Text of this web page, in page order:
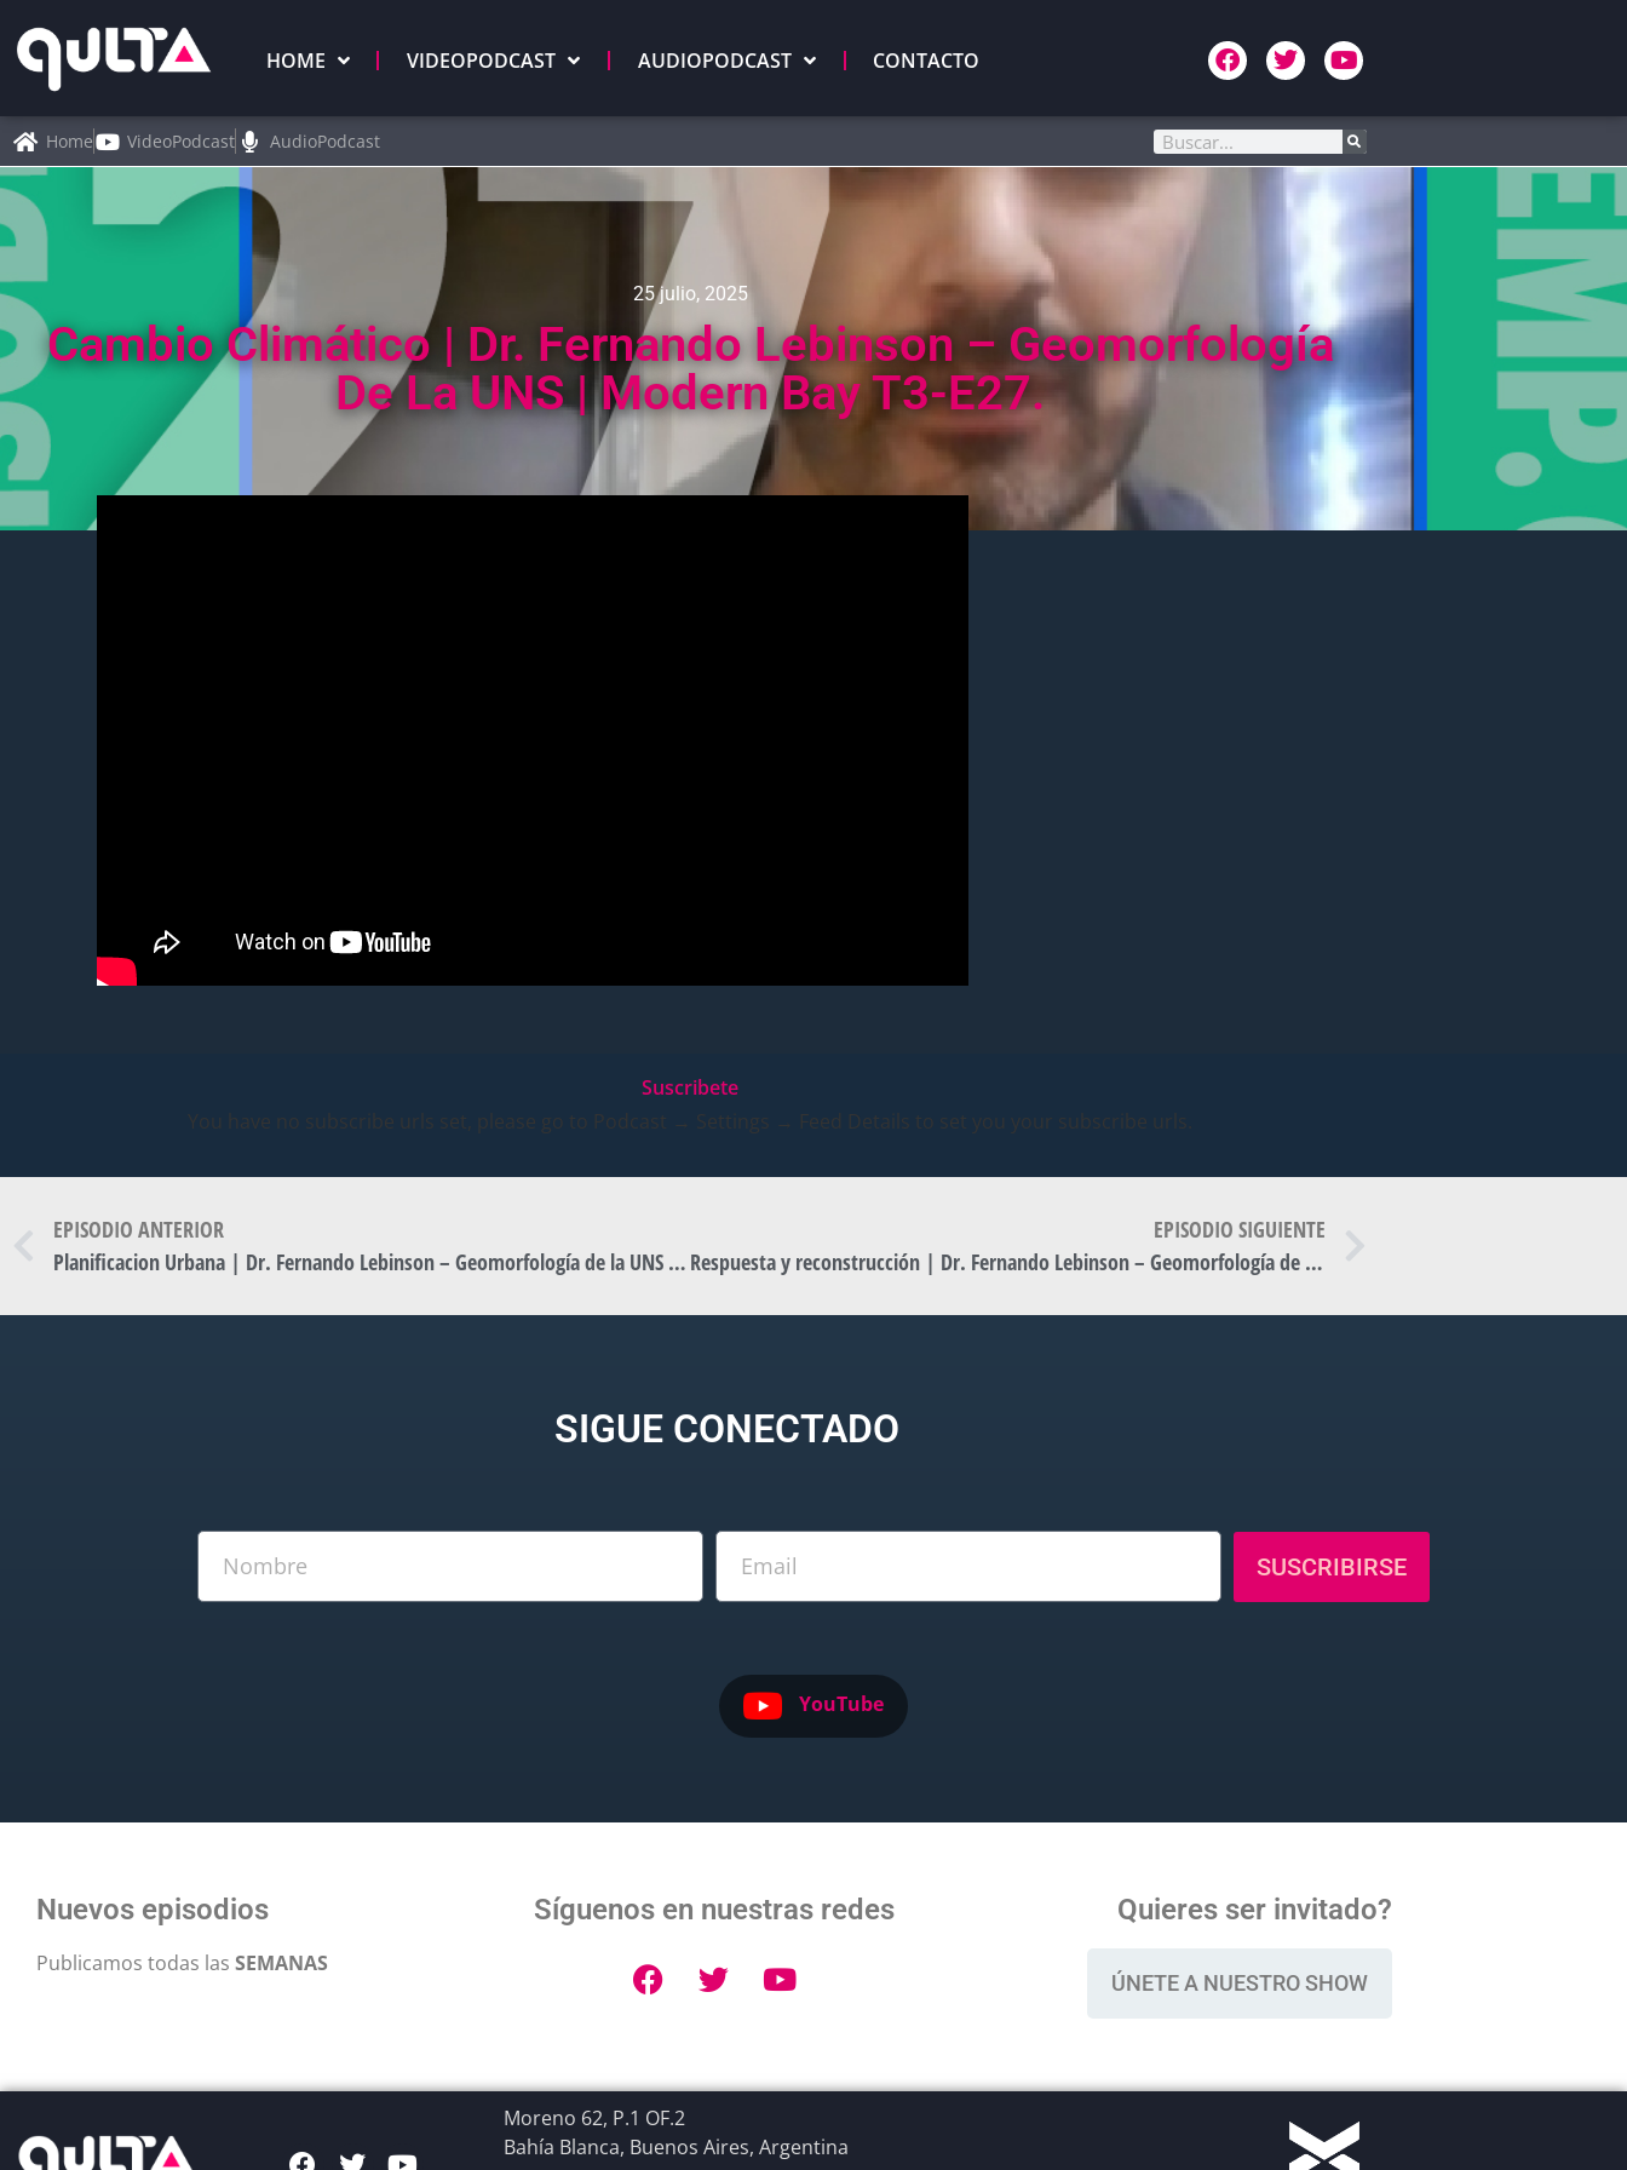
HOME VIDEOPODCAST AUDIOPODCAST CONTACTO
Home VideoPodcast AudioPodcast
25 julio, 2025
Cambio Climático | Dr. Fernando Lebinson – Geomorfología
De La UNS | Modern Bay T3-E27.
Suscribete
You have no subscribe urls set, please go to Podcast → Settings → Feed Details to set you your subscribe urls.
EPISODIO ANTERIOR
Planificacion Urbana | Dr. Fernando Lebinson – Geomorfología de la UNS | Modern Bay T3-E26.
EPISODIO SIGUIENTE
Respuesta y reconstrucción | Dr. Fernando Lebinson – Geomorfología de la UNS | Modern Bay T3-E28.
SIGUE CONECTADO
SUSCRIBIRSE
YouTube
Nuevos episodios
Publicamos todas las SEMANAS
Síguenos en nuestras redes Quieres ser invitado?
ÚNETE A NUESTRO SHOW
Moreno 62, P.1 OF.2
Bahía Blanca, Buenos Aires, Argentina